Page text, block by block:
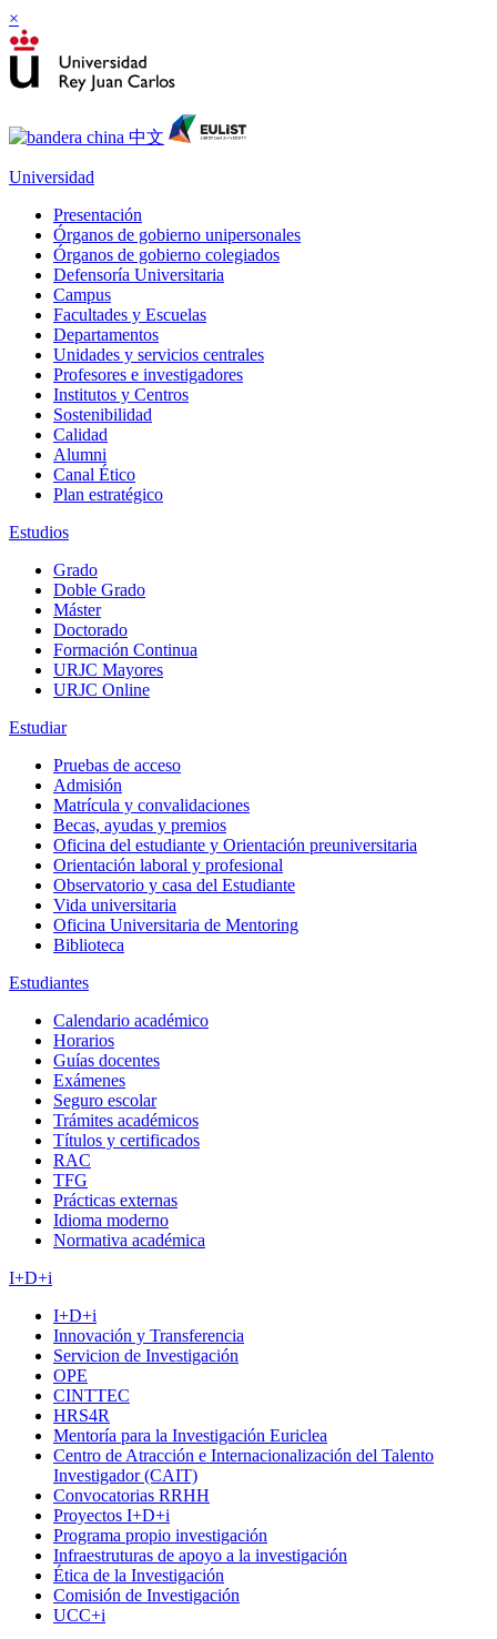
×
Universidad
Presentación
Órganos de gobierno unipersonales
Órganos de gobierno colegiados
Defensoría Universitaria
Campus
Facultades y Escuelas
Departamentos
Unidades y servicios centrales
Profesores e investigadores
Institutos y Centros
Sostenibilidad
Calidad
Alumni
Canal Ético
Plan estratégico
Estudios
Grado
Doble Grado
Máster
Doctorado
Formación Continua
URJC Mayores
URJC Online
Estudiar
Pruebas de acceso
Admisión
Matrícula y convalidaciones
Becas, ayudas y premios
Oficina del estudiante y Orientación preuniversitaria
Orientación laboral y profesional
Observatorio y casa del Estudiante
Vida universitaria
Oficina Universitaria de Mentoring
Biblioteca
Estudiantes
Calendario académico
Horarios
Guías docentes
Exámenes
Seguro escolar
Trámites académicos
Títulos y certificados
RAC
TFG
Prácticas externas
Idioma moderno
Normativa académica
I+D+i
I+D+i
Innovación y Transferencia
Servicion de Investigación
OPE
CINTTEC
HRS4R
Mentoría para la Investigación Euriclea
Centro de Atracción e Internacionalización del Talento
Investigador (CAIT)
Convocatorias RRHH
Proyectos I+D+i
Programa propio investigación
Infraestruturas de apoyo a la investigación
Ética de la Investigación
Comisión de Investigación
UCC+i